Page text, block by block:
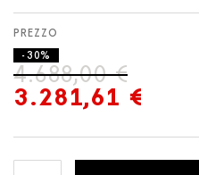
3.281,61 €
4.688,00 €
- 30%